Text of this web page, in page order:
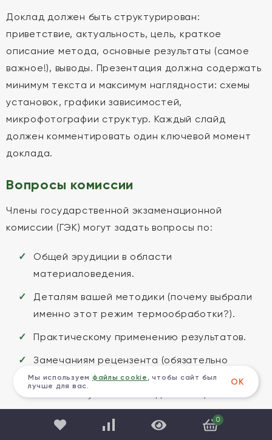
Доклад должен быть структурирован:
приветствие, актуальность, цель, краткое
описание метода, основные результаты (самое
важное!), выводы. Презентация должна содержать
минимум текста и максимум наглядности: схемы
установок, графики зависимостей,
микрофотографии структур. Каждый слайд
должен комментировать один ключевой момент
доклада.
Вопросы комиссии
Члены государственной экзаменационной
комиссии (ГЭК) могут задать вопросы по:
Общей эрудиции в области
материаловедения.
Деталям вашей методики (почему выбрали
именно этот режим термообработки?).
Практическому применению результатов.
Замечаниям рецензента (обязательно
прочтите рецензию заранее и подготовьте
Критерии оценки 0
Мы используем файлы cookie , чтобы сайт был
лучше для вас.
ОК